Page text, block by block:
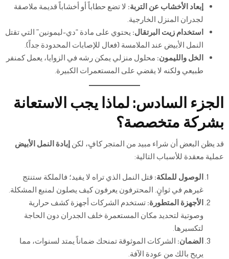
إبعاد الأخشاب عن التربة: لا تضع حطاباً أو أخشاباً قديمة ملاصقة
لجدران المنزل الخارجية.
استخدام زيت البرتقال: يحتوي على مادة “دي-ليمونين” التي تقتل
النمل الأبيض عند الملامسة (فعال للإصابات المحدودة جداً).
الخل والليمون: محلول منزلي يمكن رشه في الزوايا، يعمل كمنفر
طبيعي ولكنه لا يقضي على المستعمرات الكبيرة.
الجزء السادس: لماذا يجب الاستعانة
بشركة متخصصة؟
قد يظن البعض أن شراء مبيد من المتجر كافٍ، لكن إبادة النمل الأبيض
عملية معقدة للأسباب التالية:
الوصول للملكة: قتل النمل الذي تراه لا يفيد؛ فالملكة ستنتج
غيرهم في ثوانٍ. المحترفون يعرفون كيف يصلون لمنبع المشكلة.
الأجهزة المتطورة: تستخدم الشركات أجهزة كشف حرارية
وصوتية لتحديد مكان المستعمرة خلف الجدران دون الحاجة
لتكسيرها.
الضمان: الشركات الموثوقة تمنحك ضماناً يمتد لسنوات، مما
يريح بالك من عودة الآفة.